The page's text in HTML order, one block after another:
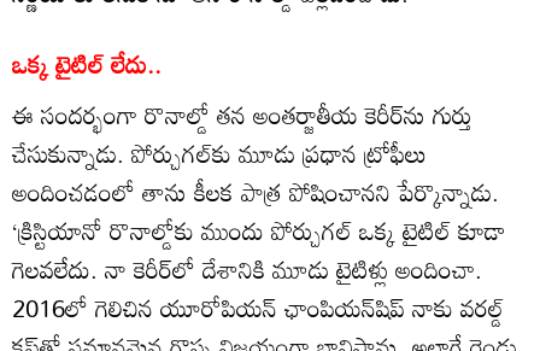
ఒక్క టైటిల్ లేదు..
ఈ సందర్భంగా రొనాల్డో తన అంతర్జాతీయ కెరీర్‌ను గుర్తు
చేసుకున్నాడు. పోర్చుగల్‌కు మూడు ప్రధాన ట్రోఫీలు
అందించడంలో తాను కీలక పాత్ర పోషించానని పేర్కొన్నాడు.
‘క్రిస్టియానో రొనాల్డోకు ముందు పోర్చుగల్ ఒక్క టైటిల్ కూడా
గెలవలేదు. నా కెరీర్‌లో దేశానికి మూడు టైటిళ్లు అందించా.
2016లో గెలిచిన యూరోపియన్ ఛాంపియన్‌షిప్ నాకు వరల్డ్‌